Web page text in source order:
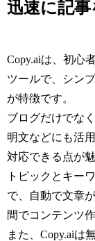
迅速に記
Copy.aiは、初心
ツールで、シン
が特徴です。
ブログだけでな
明文などにも活
対応できる点が魅
トピックとキー
で、自動で文章
間でコンテンツ
また、Copy.aiは